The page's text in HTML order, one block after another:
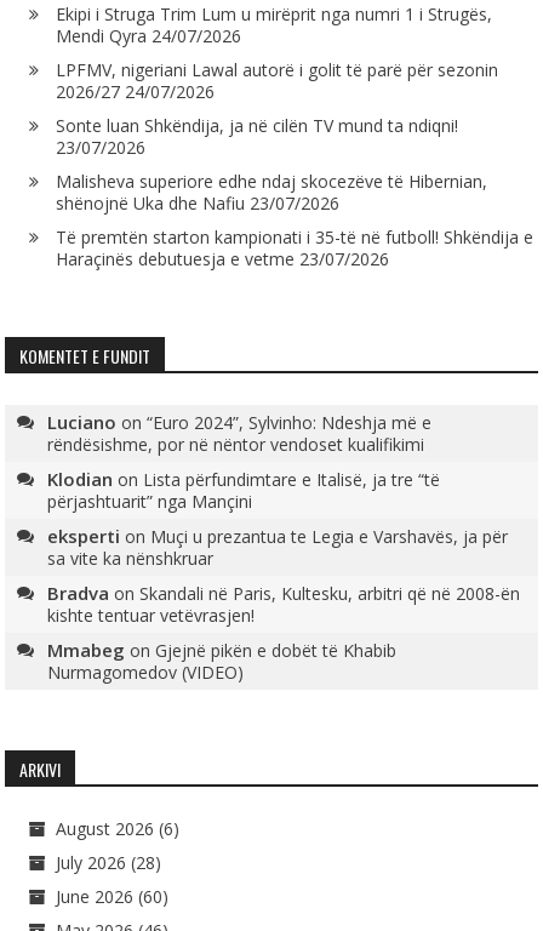
Ekipi i Struga Trim Lum u mirëprit nga numri 1 i Strugës,
Mendi Qyra 24/07/2026
LPFMV, nigeriani Lawal autorë i golit të parë për sezonin
2026/27 24/07/2026
Sonte luan Shkëndija, ja në cilën TV mund ta ndiqni!
23/07/2026
Malisheva superiore edhe ndaj skocezëve të Hibernian,
shënojnë Uka dhe Nafiu 23/07/2026
Të premtën starton kampionati i 35-të në futboll! Shkëndija e
Haraçinës debutuesja e vetme 23/07/2026
KOMENTET E FUNDIT
Luciano on“Euro 2024”, Sylvinho: Ndeshja më e
rëndësishme, por në nëntor vendoset kualifikimi
Klodian on Lista përfundimtare e Italisë, ja tre “të
përjashtuarit” nga Mançini
eksperti on Muçi u prezantua te Legia e Varshavës, ja për
sa vite ka nënshkruar
Bradva onSkandali në Paris, Kultesku, arbitri që në 2008-ën
kishte tentuar vetëvrasjen!
Mmabeg onGjejnë pikën e dobët të Khabib
Nurmagomedov (VIDEO)
ARKIVI
August 2026 (6)
July 2026 (28)
June 2026 (60)